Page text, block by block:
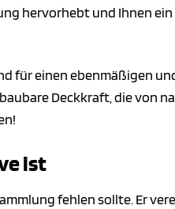
hervorhebt und Ihnen ein
für einen ebenmäßigen
Deckkraft, die von
ist
fehlen sollte. Er